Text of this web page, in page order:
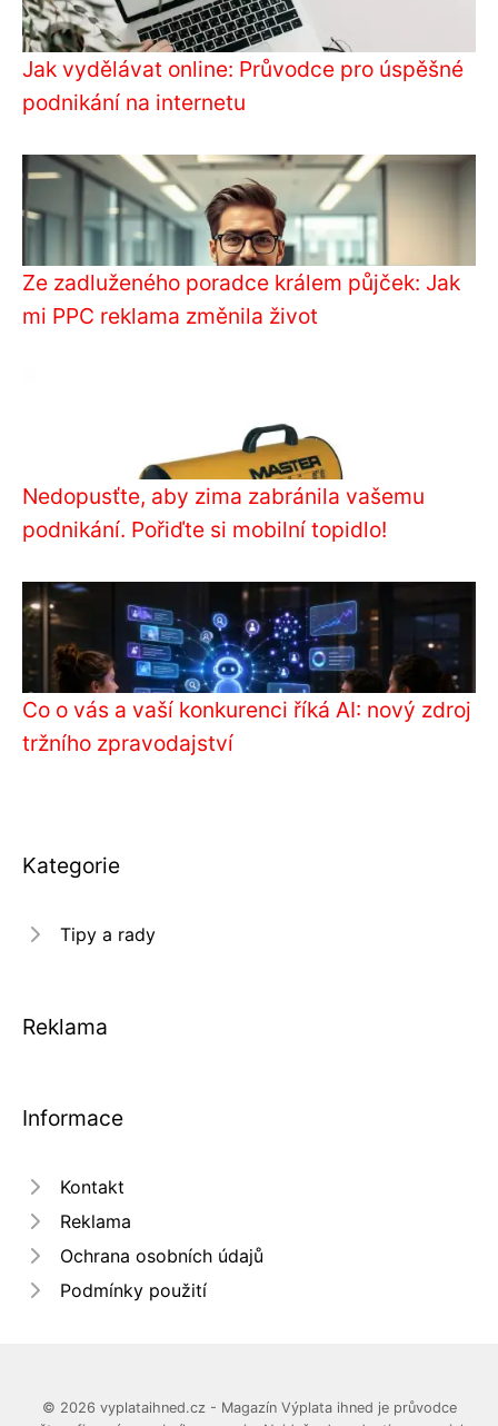
Jak vydělávat online: Průvodce pro úspěšné
podnikání na internetu
Ze zadluženého poradce králem půjček: Jak
mi PPC reklama změnila život
Nedopusťte, aby zima zabránila vašemu
podnikání. Pořiďte si mobilní topidlo!
Co o vás a vaší konkurenci říká AI: nový zdroj
tržního zpravodajství
Kategorie
Tipy a rady
Reklama
Informace
Kontakt
Reklama
Ochrana osobních údajů
Podmínky použití
© 2026 vyplataihned.cz - Magazín Výplata ihned je průvodce